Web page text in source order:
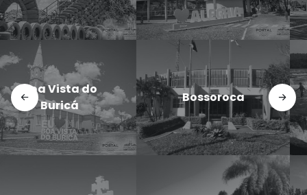
Dezesseis de
Novembro
Doutor
Maurício
Cardoso